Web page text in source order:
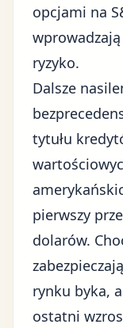
opcjami na
ryzyko.
Dalsze
tytułu
pierwszy
dolarów.
rynku byka,
ostatni